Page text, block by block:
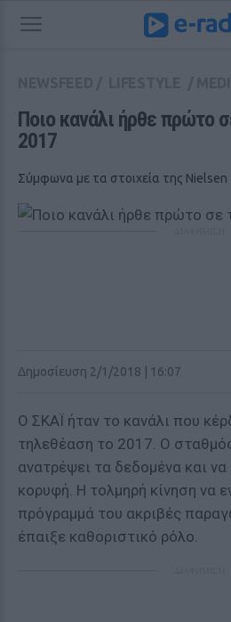
Ποιο κανάλι ήρθε πρώτο
2017
Σύμφωνα με τα στοιχεία της Nielsen
Δημοσίευση 2/1/2018 | 16:07
Ο ΣΚΑΪ ήταν το κανάλι που
τηλεθέαση το 2017. Ο
ανατρέψει τα δεδομένα και
κορυφή. Η τολμηρή κίνηση να
πρόγραμμά του ακριβές
έπαιξε καθοριστικό ρόλο.